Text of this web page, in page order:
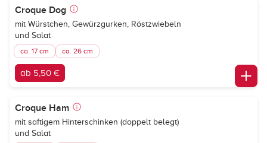
Croque Dog
mit Würstchen, Gewürzgurken, Röstzwiebeln
und Salat
ca. 17 cm ca. 26 cm
ab 5,50 €
Croque Ham
mit saftigem Hinterschinken (doppelt belegt)
und Salat